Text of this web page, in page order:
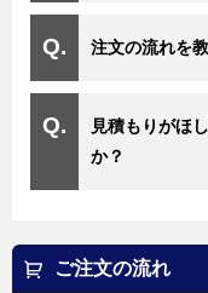
注文の流れを
見積もりがほ
か？
ご注文の流れ